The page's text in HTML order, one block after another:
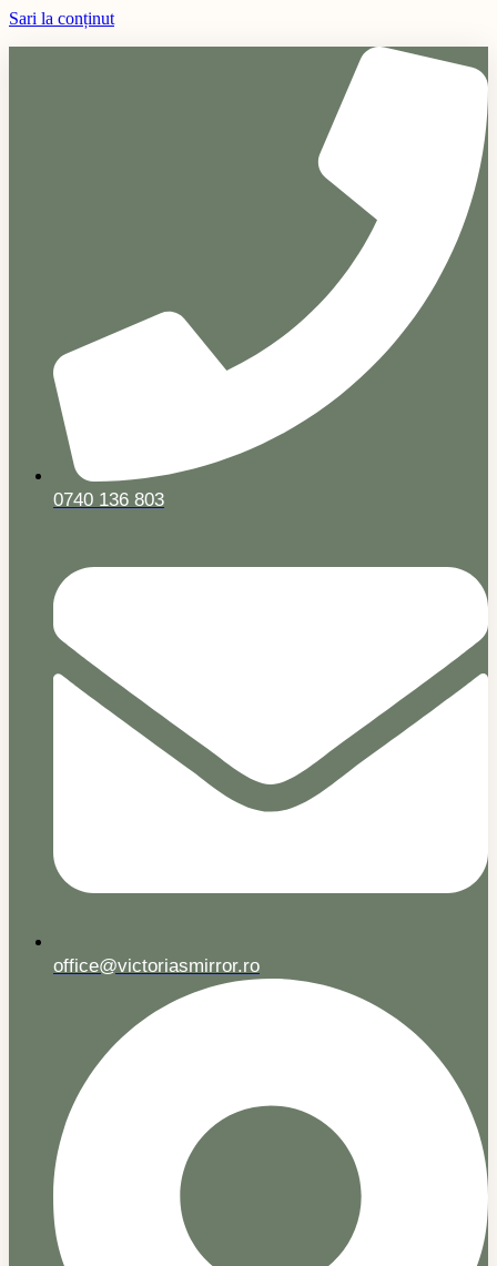
Sari la conținut
0740 136 803
office@victoriasmirror.ro